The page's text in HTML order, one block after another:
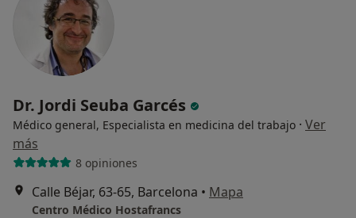
Dr. Jordi Seuba Garcés
Médico general, Especialista en medicina del trabajo · Ver
más
8 opiniones
Calle Béjar, 63-65, Barcelona • Mapa
Centro Médico Hostafrancs